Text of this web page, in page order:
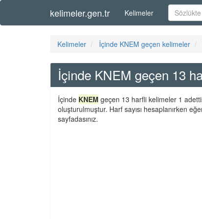
kelimeler.gen.tr Kelimeler
Kelimeler İçinde KNEM geçen kelimeler
İçinde KNEM geçen 13
İçinde KNEM geçen 13 harfli kelimeler 1
oluşturulmuştur. Harf sayısı hesaplanırken
sayfadasınız.